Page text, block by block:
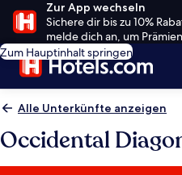
Zur App wechseln
Sichere dir bis zu 10%
melde dich an, um
Zum Hauptinhalt springen
Alle Unterkünfte anzeigen
Occidental